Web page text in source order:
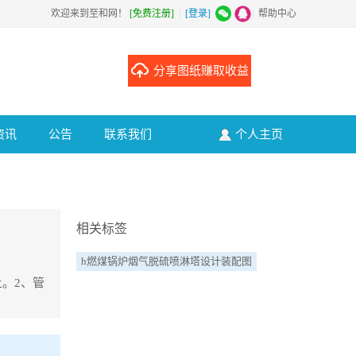
欢迎来到至和网！ [免费注册] [登录] 帮助中心
分享图纸赚取收益
讯 公告 联系我们 个人主页
2、管
相关标签
h燃煤锅炉烟气脱硫喷淋塔设计装配图